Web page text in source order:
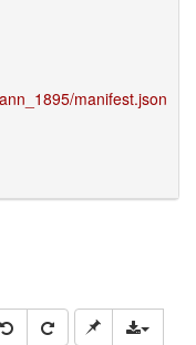
manifest.json